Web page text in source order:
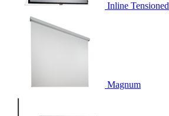
Inline Tensioned
Magnum